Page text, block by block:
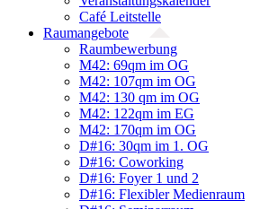
Café Leitstelle
Raumangebote
Raumbewerbung
M42: 69qm im OG
M42: 107qm im OG
M42: 130 qm im OG
M42: 122qm im EG
M42: 170qm im OG
D#16: 30qm im 1. OG
D#16: Coworking
D#16: Foyer 1 und 2
D#16: Flexibler Medienraum